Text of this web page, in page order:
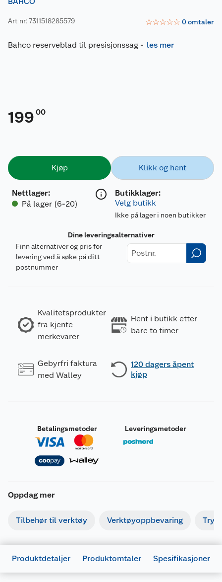
Art nr: 7311518285579 ☆☆☆☆☆ 0omtaler
Bahco reserveblad til presisjonssag - les mer
199 00
Kjøp
Nettlager:
På lager (6-20)
Klikk og hent
Butikklager:
Velg butikk
Ikke på lager i noen butikker
Dine leveringsalternativer
Finn alternativer og pris for
levering ved å søke på ditt
postnummer
Kvalitetsprodukter
fra kjente
merkevarer
Hent i butikk etter
bare to timer
Gebyrfri faktura
med Walley
120 dagers åpent
kjøp
Betalingsmetoder Leveringsmetoder
Oppdag mer
Tilbehør til verktøy Verktøyoppbevaring
Produktdetaljer Produktomtaler Spesifikasjoner